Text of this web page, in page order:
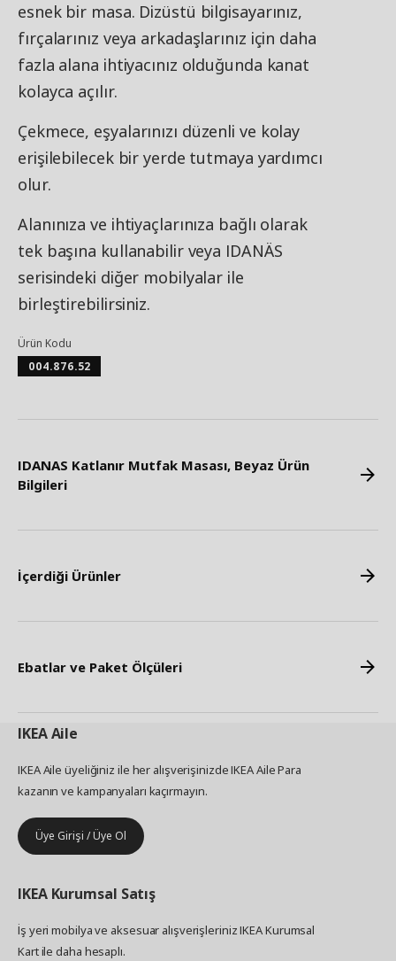
esnek bir masa. Dizüstü bilgisayarınız,
fırçalarınız veya arkadaşlarınız için daha
fazla alana ihtiyacınız olduğunda kanat
kolayca açılır.
Çekmece, eşyalarınızı düzenli ve kolay
erişilebilecek bir yerde tutmaya yardımcı
olur.
Alanınıza ve ihtiyaçlarınıza bağlı olarak
tek başına kullanabilir veya IDANÄS
serisindeki diğer mobilyalar ile
birleştirebilirsiniz.
Ürün Kodu
004.876.52
IDANAS Katlanır Mutfak Masası, Beyaz Ürün
Bilgileri
İçerdiği Ürünler
Ebatlar ve Paket Ölçüleri
IKEAAile
IKEA Aile üyeliğiniz ile her alışverişinizde IKEA Aile Para
kazanın ve kampanyaları kaçırmayın.
Üye Girişi / Üye Ol
IKEA Kurumsal Satış
İş yeri mobilya ve aksesuar alışverişleriniz IKEA Kurumsal
Kart ile daha hesaplı.